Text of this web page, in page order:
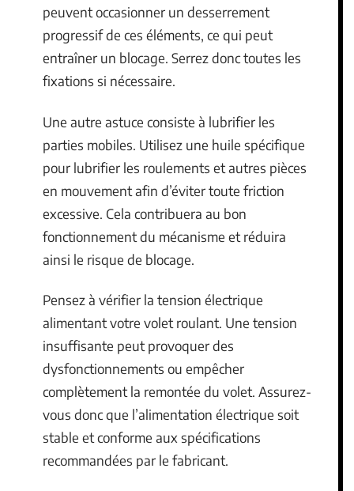
peuvent occasionner un desserrement
progressif de ces éléments, ce qui peut
entraîner un blocage. Serrez donc toutes les
fixations si nécessaire.
Une autre astuce consiste à lubrifier les
parties mobiles. Utilisez une huile spécifique
pour lubrifier les roulements et autres pièces
en mouvement afin d’éviter toute friction
excessive. Cela contribuera au bon
fonctionnement du mécanisme et réduira
ainsi le risque de blocage.
Pensez à vérifier la tension électrique
alimentant votre volet roulant. Une tension
insuffisante peut provoquer des
dysfonctionnements ou empêcher
complètement la remontée du volet. Assurez-
vous donc que l’alimentation électrique soit
stable et conforme aux spécifications
recommandées par le fabricant.